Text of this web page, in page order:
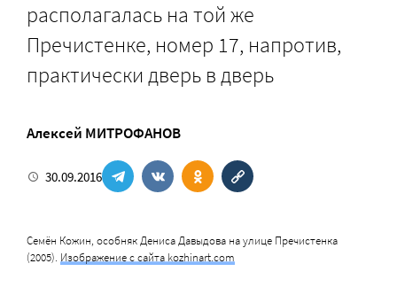
располагалась на той же
Пречистенке, номер 17, напротив,
практически дверь в дверь
Алексей МИТРОФАНОВ
30.09.2016
Семён Кожин, особняк Дениса Давыдова на улице Пречистенка
(2005). Изображение с сайта kozhinart.com